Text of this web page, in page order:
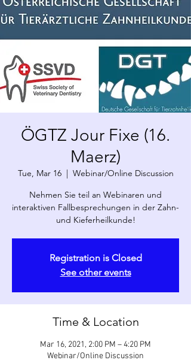
ÖGTZ Jour Fixe (16.
Maerz)
Tue, Mar 16
  |
Webinar/Online Discussion
Nehmen Sie teil an Webinaren und
interaktiven Fallbesprechungen in der Zahn-
und Kieferheilkunde!
Registration is Closed
See other events
Time & Location
Mar 16, 2021, 2:00 PM – 4:20 PM
Webinar/Online Discussion